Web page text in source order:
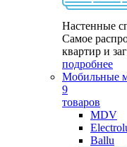
Настенные
Самое
квартир и
подробнее
Мобильные
9
товаров
MDV
Ballu